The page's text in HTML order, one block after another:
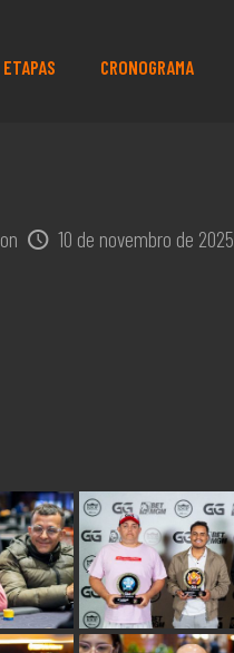
ETAPAS CRONOGRAMA
on 10 de novembro de 2025